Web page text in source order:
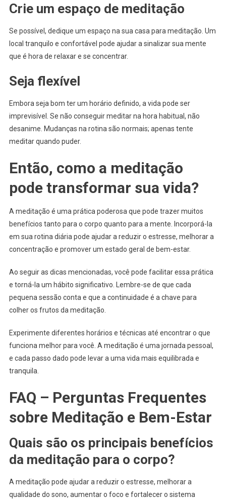
Crie um espaço de meditação
Se possível, dedique um espaço na sua casa para meditação. Um
local tranquilo e confortável pode ajudar a sinalizar sua mente
que é hora de relaxar e se concentrar.
Seja flexível
Embora seja bom ter um horário definido, a vida pode ser
imprevisível. Se não conseguir meditar na hora habitual, não
desanime. Mudanças na rotina são normais; apenas tente
meditar quando puder.
Então, como a meditação
pode transformar sua vida?
A meditação é uma prática poderosa que pode trazer muitos
benefícios tanto para o corpo quanto para a mente. Incorporá-la
em sua rotina diária pode ajudar a reduzir o estresse, melhorar a
concentração e promover um estado geral de bem-estar.
Ao seguir as dicas mencionadas, você pode facilitar essa prática
e torná-la um hábito significativo. Lembre-se de que cada
pequena sessão conta e que a continuidade é a chave para
colher os frutos da meditação.
Experimente diferentes horários e técnicas até encontrar o que
funciona melhor para você. A meditação é uma jornada pessoal,
e cada passo dado pode levar a uma vida mais equilibrada e
tranquila.
FAQ – Perguntas Frequentes
sobre Meditação e Bem-Estar
Quais são os principais benefícios
da meditação para o corpo?
A meditação pode ajudar a reduzir o estresse, melhorar a
qualidade do sono, aumentar o foco e fortalecer o sistema